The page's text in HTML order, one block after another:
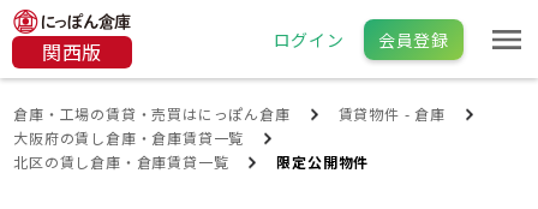
関西版 ログイン 会員登録
倉庫・工場の賃貸・売買はにっぽん倉庫
賃貸物件 - 倉庫
大阪府の賃し倉庫・倉庫賃貸一覧
北区の賃し倉庫・倉庫賃貸一覧
限定公開物件